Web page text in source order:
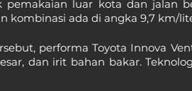
pemakaian luar kota dan jalan
kombinasi ada di angka 9,7 km/
performa Toyota Innova
dan irit bahan bakar.